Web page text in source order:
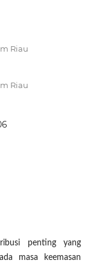
Riau
Riau
penting yang
masa keemasan